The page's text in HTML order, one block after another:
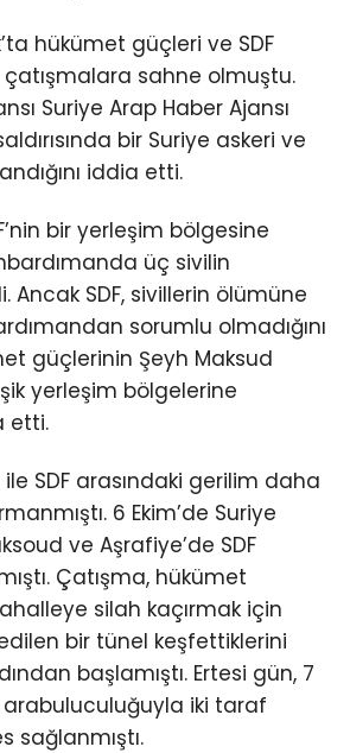
hükümet güçleri ve SDF
sahne olmuştu.
Suriye Arap Haber Ajansı
bir Suriye askeri ve
iddia etti.
bir yerleşim bölgesine
üç sivilin
Ancak SDF, sivillerin ölümüne
sorumlu olmadığını
güçlerinin Şeyh Maksud
yerleşim bölgelerine
etti.
SDF arasındaki gerilim daha
6 Ekim’de Suriye
ve Aşrafiye’de SDF
Çatışma, hükümet
silah kaçırmak için
bir tünel keşfettiklerini
başlamıştı. Ertesi gün, 7
arabuluculuğuyla iki taraf
sağlanmıştı.